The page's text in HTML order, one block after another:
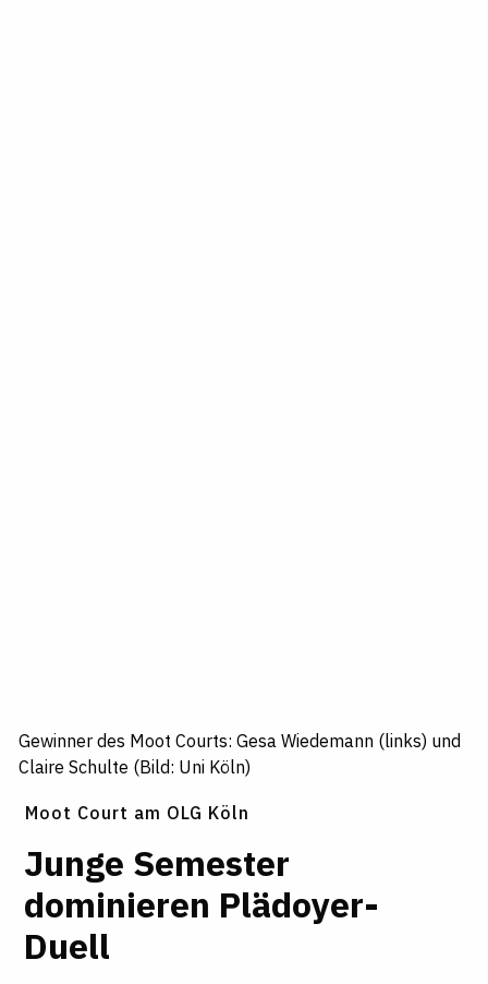
Gewinner des Moot Courts: Gesa Wiedemann (links) und
Claire Schulte (Bild: Uni Köln)
Moot Court am OLG Köln
Junge Semester
dominieren Plädoyer-
Duell